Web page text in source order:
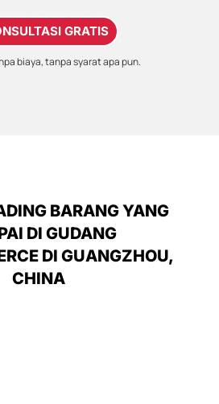
GRATIS
biaya, tanpa syarat apa pun.
BARANG YANG
DI GUDANG
DI GUANGZHOU,
CHINA